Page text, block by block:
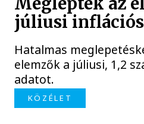
júliusi
Hatalmas
elemzők a júliusi, 1,2
adatot.
KÖZÉLET